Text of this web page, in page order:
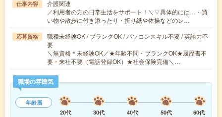
仕事内容
介護関連
／利用者の方の日常生活をサポート！＼▽具体的には…・買
い物や散歩に付き添ったり・折り紙や体操などのレ…
応募資格
職種未経験OK / ブランクOK / パソコンスキル不要 / 英語力不
要
＼無資格＊未経験OK／★年齢不問・ブランクOK★履歴書不
要・来社不要（電話登録OK）★社会保険完備＼…
職場の雰囲気
年齢層
20代
30代 40代 50代
60代